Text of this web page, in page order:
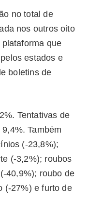
no total de
nos outros oito
que
estados e
boletins de
Tentativas de
Também
(-23,8%);
(-3,2%); roubos
40,9%); roubo de
(-27%) e furto de